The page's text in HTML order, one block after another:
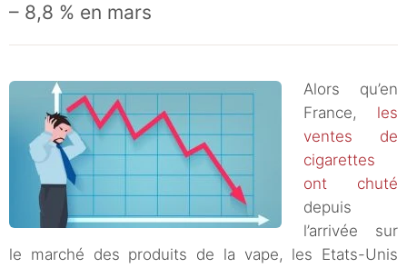
– 8,8 % en mars
Alors qu’en
France, les
ventes de
cigarettes
ont chuté
depuis
l’arrivée sur
le marché des produits de la vape, les Etats-Unis